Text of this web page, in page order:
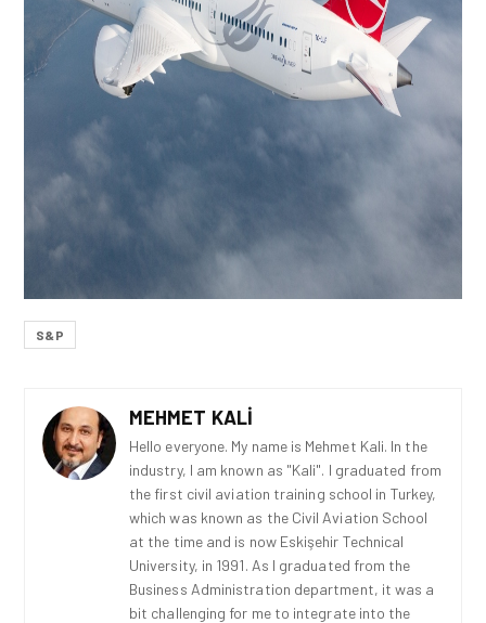
S&P
MEHMET KALI
Hello everyone. My name is Mehmet Kali. In the
industry, I am known as "Kali". I graduated from
the first civil aviation training school in Turkey,
which was known as the Civil Aviation School
at the time and is now Eskişehir Technical
University, in 1991. As I graduated from the
Business Administration department, it was a
bit challenging for me to integrate into the